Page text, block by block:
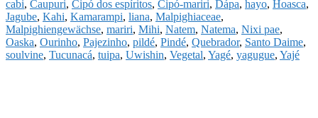
cabi, Caupuri, Cipó dos espíritos, Cipó-mariri, Dápa, hayo, Hoasca,
Jagube, Kahi, Kamarampi, liana, Malpighiaceae,
Malpighiengewächse, mariri, Mihi, Natem, Natema, Nixi pae,
Oaska, Ourinho, Pajezinho, pildé, Pindé, Quebrador, Santo Daime,
soulvine, Tucunacá, tuipa, Uwishin, Vegetal, Yagé, yagugue, Yajé